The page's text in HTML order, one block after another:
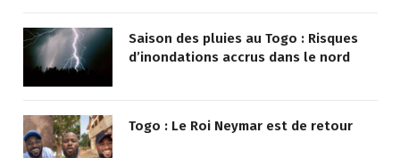
Saison des pluies au Togo : Risques
d’inondations accrus dans le nord
Togo : Le Roi Neymar est de retour